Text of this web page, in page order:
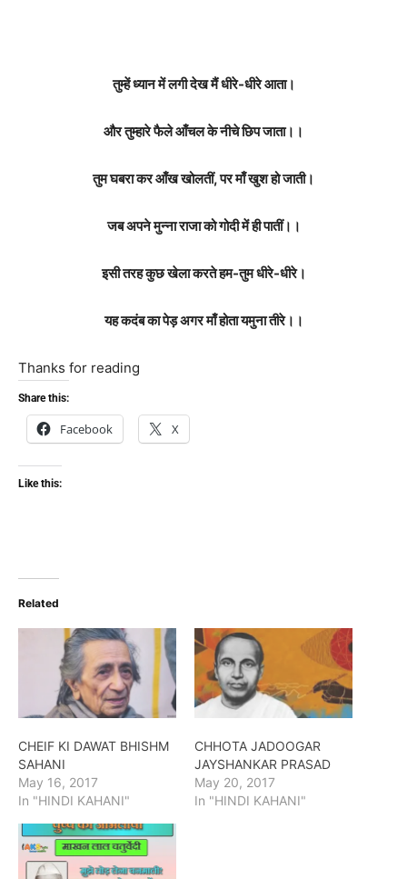
तुम्हें ध्यान में लगी देख मैं धीरे-धीरे आता।
और तुम्हारे फैले आँचल के नीचे छिप जाता।।
तुम घबरा कर आँख खोलतीं, पर माँ खुश हो जाती।
जब अपने मुन्ना राजा को गोदी में ही पातीं।।
इसी तरह कुछ खेला करते हम-तुम धीरे-धीरे।
यह कदंब का पेड़ अगर माँ होता यमुना तीरे।।
Thanks for reading
Share this:
Facebook X
Like this:
Related
CHEIF KI DAWAT BHISHM
SAHANI
May 16, 2017
In "HINDI KAHANI"
CHHOTA JADOOGAR
JAYSHANKAR PRASAD
May 20, 2017
In "HINDI KAHANI"